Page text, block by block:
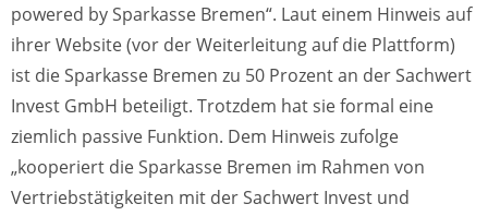
powered by Sparkasse Bremen“. Laut einem Hinweis auf
ihrer Website (vor der Weiterleitung auf die Plattform)
ist die Sparkasse Bremen zu 50 Prozent an der Sachwert
Invest GmbH beteiligt. Trotzdem hat sie formal eine
ziemlich passive Funktion. Dem Hinweis zufolge
„kooperiert die Sparkasse Bremen im Rahmen von
Vertriebstätigkeiten mit der Sachwert Invest und